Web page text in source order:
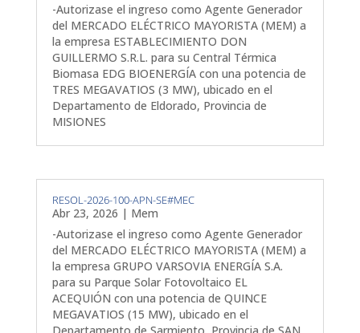
-Autorizase el ingreso como Agente Generador
del MERCADO ELÉCTRICO MAYORISTA (MEM) a
la empresa ESTABLECIMIENTO DON
GUILLERMO S.R.L. para su Central Térmica
Biomasa EDG BIOENERGÍA con una potencia de
TRES MEGAVATIOS (3 MW), ubicado en el
Departamento de Eldorado, Provincia de
MISIONES
RESOL-2026-100-APN-SE#MEC
Abr 23, 2026 | Mem
-Autorizase el ingreso como Agente Generador
del MERCADO ELÉCTRICO MAYORISTA (MEM) a
la empresa GRUPO VARSOVIA ENERGÍA S.A.
para su Parque Solar Fotovoltaico EL
ACEQUIÓN con una potencia de QUINCE
MEGAVATIOS (15 MW), ubicado en el